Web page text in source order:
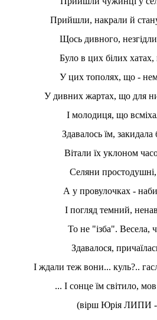
Прийшли, накрали й
Щось дивного,
Було в цих білих хатах,
У цих тополях, що -
У дивних жартах, що для
І молодиця, що
Здавалось їм,
Вітали їх уклоном
Селяни простодушні,
А у провулочках -
І погляд темний,
То не "ізба". Весела,
Здавалося,
І ждали теж вони... куль?..
... І сонце їм світило,
(вірш Юрія ЛИПИ -